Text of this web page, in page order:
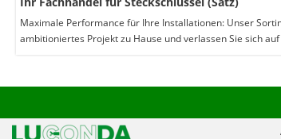
Maximale Performance für Ihre Installationen: Unser
ambitioniertes Projekt zu Hause und verlassen Sie sich